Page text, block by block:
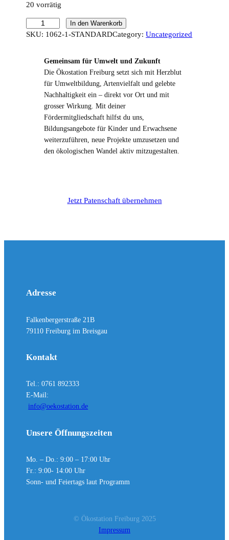
20 vorrätig
t
In den Warenkorb
SKU: 1062-1-STANDARDCategory:Uncategorized
Gemeinsam für Umwelt und Zukunft
Die Ökostation Freiburg setzt sich mit Herzblut
für Umweltbildung, Artenvielfalt und gelebte
Nachhaltigkeit ein – direkt vor Ort und mit
grosser Wirkung. Mit deiner
Fördermitgliedschaft hilfst du uns,
Bildungsangebote für Kinder und Erwachsene
weiterzuführen, neue Projekte umzusetzen und
den ökologischen Wandel aktiv mitzugestalten.
Jetzt Patenschaft übernehmen
Adresse
Falkenbergerstraße 21B
79110 Freiburg im Breisgau
Kontakt
Tel.: 0761 892333
E-Mail:
info@oekostation.de
Unsere Öffnungszeiten
Mo. – Do.: 9:00 – 17:00 Uhr
Fr.: 9:00- 14:00 Uhr
Sonn- und Feiertags laut Programm
© Ökostation Freiburg 2025
Impressum